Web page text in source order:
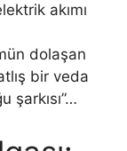
akımı
dolaşan
bir veda
şarkısı”…